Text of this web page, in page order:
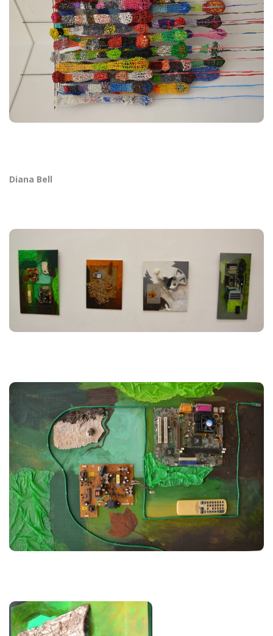
Diana Bell